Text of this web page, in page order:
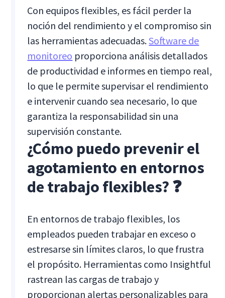
Con equipos flexibles, es fácil perder la
noción del rendimiento y el compromiso sin
las herramientas adecuadas.Software de
monitoreo proporciona análisis detallados
de productividad e informes en tiempo real,
lo que le permite supervisar el rendimiento
e intervenir cuando sea necesario, lo que
garantiza la responsabilidad sin una
supervisión constante.
¿Cómo puedo prevenir el
agotamiento en entornos
de trabajo flexibles? ❓
En entornos de trabajo flexibles, los
empleados pueden trabajar en exceso o
estresarse sin límites claros, lo que frustra
el propósito. Herramientas como Insightful
rastrean las cargas de trabajo y
proporcionan alertas personalizables para